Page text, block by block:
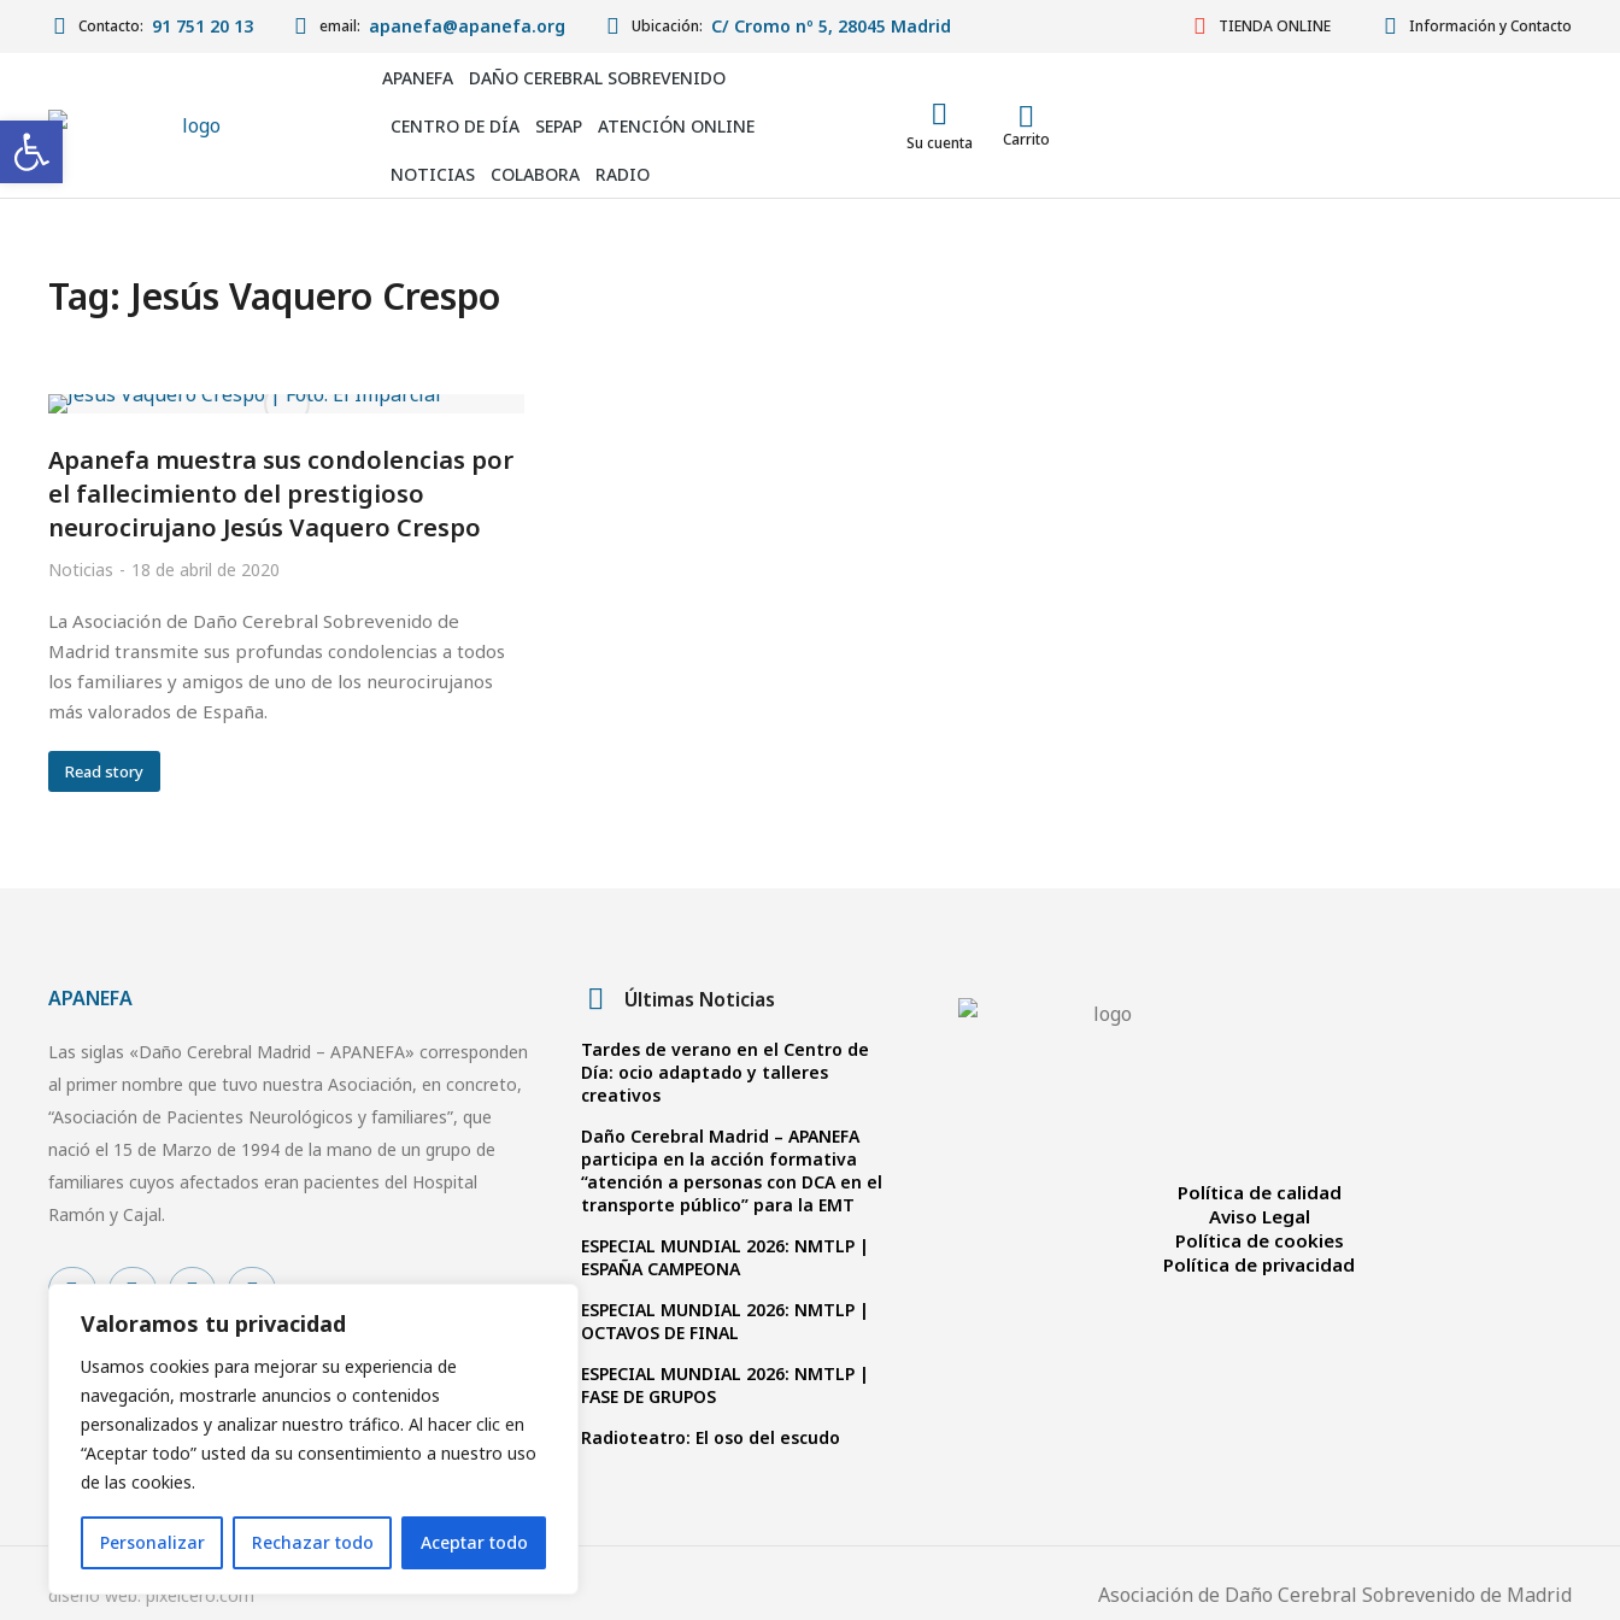
Abrir barra de herramientas
Valoramos tu privacidad
Usamos cookies para mejorar su experiencia de
navegación, mostrarle anuncios o contenidos
personalizados y analizar nuestro tráfico. Al hacer clic en
“Aceptar todo” usted da su consentimiento a nuestro uso
de las cookies.
Personalizar Rechazar todo Aceptar todo
Contacto: 91 751 20 13 email: apanefa@apanefa.org Ubicación: C/ Cromo nº 5, 28045 Madrid TIENDA ONLINE Información y Contacto
APANEFA DAÑO CEREBRAL SOBREVENIDO
CENTRO DE DÍA SEPAP ATENCIÓN ONLINE
NOTICIAS COLABORA RADIO
Su cuenta Carrito
Tag: Jesús Vaquero Crespo
Apanefa muestra sus condolencias por
el fallecimiento del prestigioso
neurocirujano Jesús Vaquero Crespo
Noticias 18 de abril de 2020
La Asociación de Daño Cerebral Sobrevenido de
Madrid transmite sus profundas condolencias a todos
los familiares y amigos de uno de los neurocirujanos
más valorados de España.
Read story
APANEFA
Las siglas «Daño Cerebral Madrid – APANEFA» corresponden
al primer nombre que tuvo nuestra Asociación, en concreto,
“Asociación de Pacientes Neurológicos y familiares”, que
nació el 15 de Marzo de 1994 de la mano de un grupo de
familiares cuyos afectados eran pacientes del Hospital
Ramón y Cajal.
Últimas Noticias
Tardes de verano en el Centro de
Día: ocio adaptado y talleres
creativos
Daño Cerebral Madrid – APANEFA
participa en la acción formativa
“atención a personas con DCA en el
transporte público” para la EMT
ESPECIAL MUNDIAL 2026: NMTLP |
ESPAÑA CAMPEONA
ESPECIAL MUNDIAL 2026: NMTLP |
OCTAVOS DE FINAL
ESPECIAL MUNDIAL 2026: NMTLP |
FASE DE GRUPOS
Radioteatro: El oso del escudo
Política de calidad
Aviso Legal
Política de cookies
Política de privacidad
diseño web: pixelcero.com Asociación de Daño Cerebral Sobrevenido de Madrid